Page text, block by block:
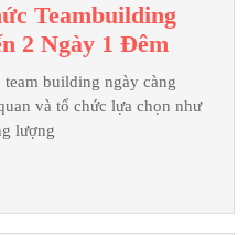
Teambuilding
2 Ngày 1 Đêm
Nghiệm
Tổ
Đi
building ngày càng
và tổ chức lựa chọn như
lượng